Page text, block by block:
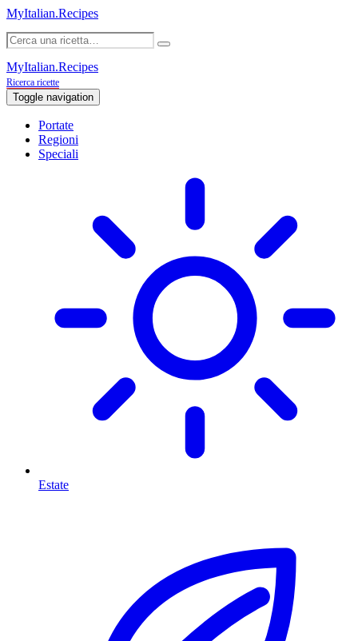
MyItalian.Recipes
MyItalian.Recipes
Ricerca ricette
Toggle navigation
Portate
Regioni
Speciali
Estate